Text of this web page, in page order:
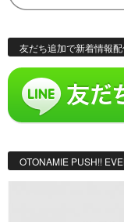
友だち追加で新着情報配
OTONAMIE PUSH!!